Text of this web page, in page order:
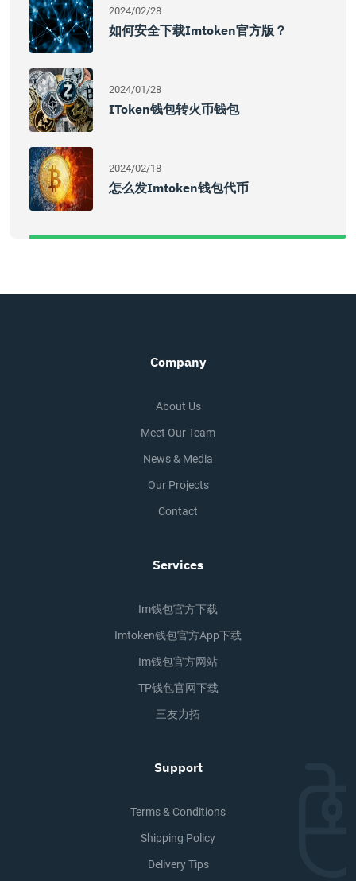
2024/02/28
如何安全下载imtoken官方版？
2024/01/28
IToken钱包转火币钱包
2024/02/18
怎么发imtoken钱包代币
Company
About Us
Meet Our Team
News & Media
Our Projects
Contact
Services
Im钱包官方下载
Imtoken钱包官方app下载
Im钱包官方网站
TP钱包官网下载
三友力拓
Support
Terms & Conditions
Shipping Policy
Delivery Tips